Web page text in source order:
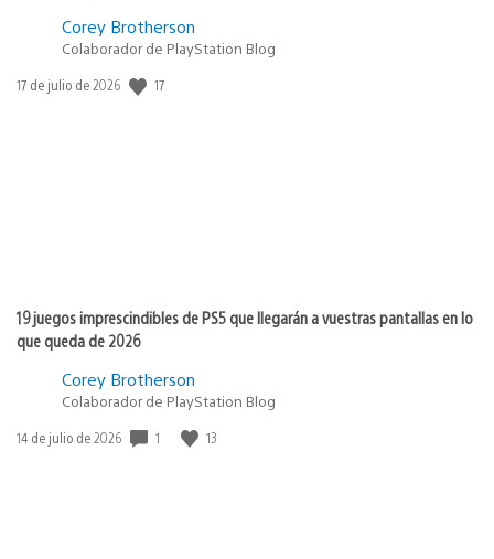
Corey Brotherson
Colaborador de PlayStation Blog
Fecha
17 de julio de 2026 17
19 juegos imprescindibles de PS5 que llegarán a vuestras pantallas en lo
que queda de 2026
Corey Brotherson
Colaborador de PlayStation Blog
Fecha
14 de julio de 2026 1 13